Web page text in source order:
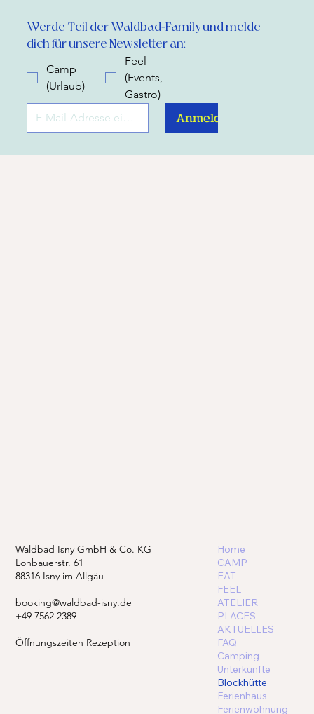
Werde Teil der Waldbad-Family und melde
dich für unsere Newsletter an:
Camp
(Urlaub)
Feel
(Events,
Gastro)
Anmelden
Waldbad Isny GmbH & Co. KG
Lohbauerstr. 61
88316 Isny im Allgäu
booking@waldbad-isny.de
+49 7562 2389
Öffnungszeiten Rezeption
Home
CAMP
EAT
FEEL
ATELIER
PLACES
AKTUELLES
FAQ
Camping
Unterkünfte
Blockhütte
Ferienhaus
Ferienwohnung